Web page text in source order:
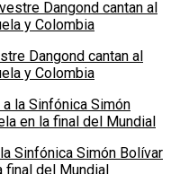
Dangond cantan al
y Colombia
Sinfónica Simón Bolívar
final del Mundial